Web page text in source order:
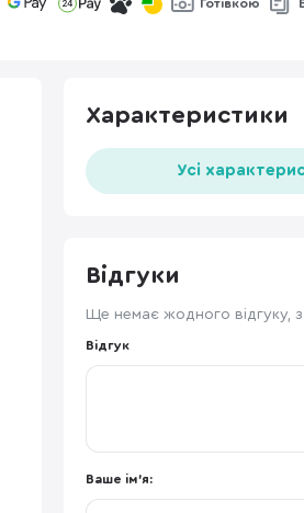
Готівкою
Характеристики
Усі
Відгуки
Ще немає жодного відгуку,
Відгук
Ваше ім'я: